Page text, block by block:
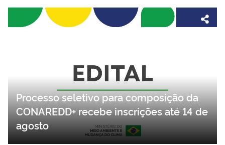
Processo seletivo para composição da
CONAREDD+ recebe inscrições até 14 de
agosto